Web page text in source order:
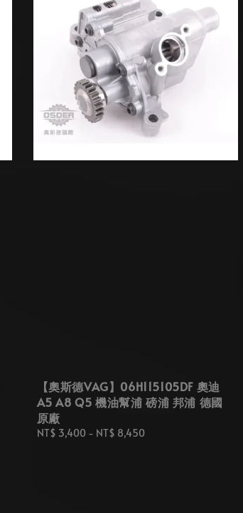
【奧斯德VAG】06H115105DF 奧迪
A5 A8 Q5 機油幫浦 磅浦 邦浦 德國
原廠
Regular
NT$ 3,400- NT$ 8,450